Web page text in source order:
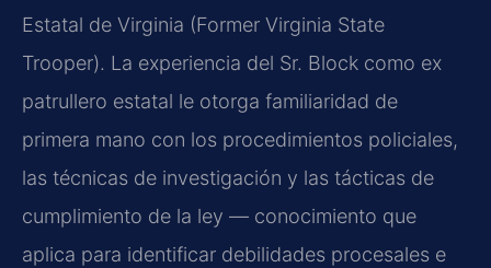
Estatal de Virginia (Former Virginia State
Trooper). La experiencia del Sr. Block como ex
patrullero estatal le otorga familiaridad de
primera mano con los procedimientos policiales,
las técnicas de investigación y las tácticas de
cumplimiento de la ley — conocimiento que
aplica para identificar debilidades procesales e